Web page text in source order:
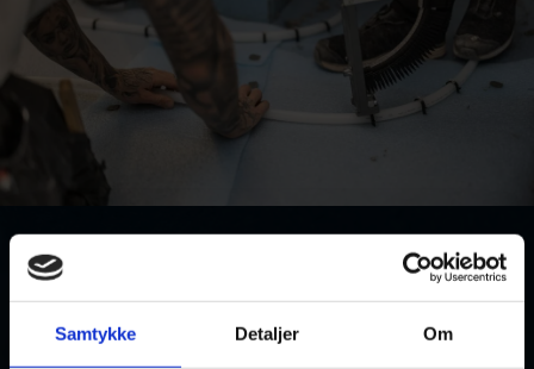
Samtykke Detaljer Om
VIL DU HAVE ET TILBUD PÅ DIN
OPGAVE?
Ønsker du et tilbud på din opgave med tekniske installationer,